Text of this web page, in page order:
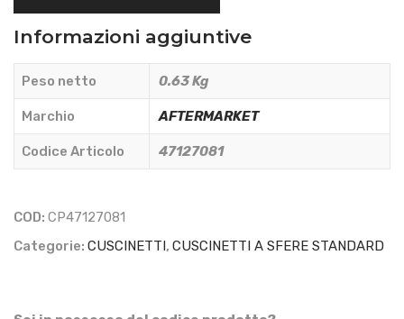
SCHERMATO
75x115x20
AFTERMARKET
-
47127081
Informazioni aggiuntive
Peso netto 0.63 Kg
Marchio AFTERMARKET
Codice Articolo 47127081
COD: CP47127081
Categorie: CUSCINETTI , CUSCINETTI A SFERE STANDARD